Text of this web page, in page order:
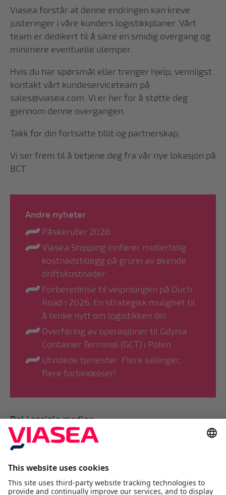
Viasea forstår at denne endringen kan kreve
justeringer i våre kunders logistikkplaner. Vårt
team er dedikert til å sikre en smidig overgang og
minimere eventuelle ulemper.
Hvis du har spørsmål eller trenger hjelp, vennligst
kontakt vårt kundeserviceteam på
sales@viasea.com. Vi er her for å støtte deg
gjennom denne overgangen.
Takk for din fortsatte tillit og partnerskap.
Vi ser frem til å betjene deg fra vår nye lokasjon på
BCT.
Andre nyheter
Påskeruter 2026
Viasea Shipping innfører midlertidig
kostnadstillegg på grunn av økende
driftskostnader
Forberedelse til veiprisingen på Duch
Road i 2026: En strategisk mulighet til
å tenke nytt om logistikken din
Overføring av operasjoner til Gdynia
Container Terminal (GCT) i Polen
Utvidede tjenester: Flere seilinger,
flere forbindelser!
Del i sosiale medier: